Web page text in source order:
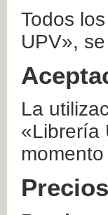
Todos
UPV»,
La
«Librería